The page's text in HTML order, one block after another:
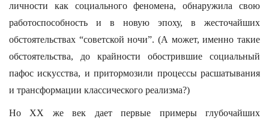
личности как социального феномена, обнаружила свою
работоспособность и в новую эпоху, в жесточайших
обстоятельствах “советской ночи”. (А может, именно такие
обстоятельства, до крайности обострившие социальный
пафос искусства, и притормозили процессы расшатывания
и трансформации классического реализма?)
Но XX же век дает первые примеры глубочайших